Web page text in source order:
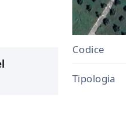
Codice
Tipologia